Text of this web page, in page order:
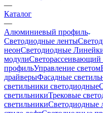
—
Каталог
—
Алюминиевый профиль
Светодиодные ленты
неонСветодиодные
модули
профильУправление светом
драйверыФасадные
светильники светодиодные
светильникиТрековые
светильникиСветодиодные